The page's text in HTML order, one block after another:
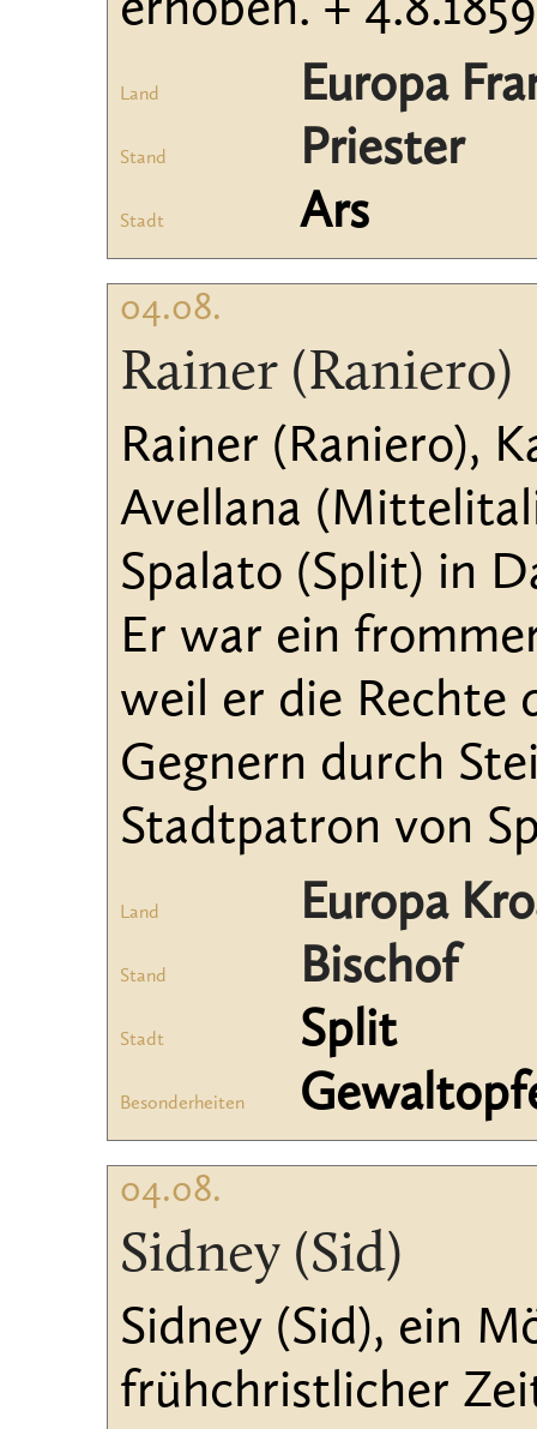
erhoben. +
Land Europa
Stand Priester
Stadt Ars
04.08.
Rainer (Raniero)
Rainer (Raniero),
Avellana
Spalato (Split) in
Er war ein
weil er die Rechte
Gegnern durch
Stadtpatron von
Land Europa
Stand Bischof
Stadt Split
Besonderheiten
04.08.
Sidney (Sid)
Sidney (Sid), ein
frühchristlicher